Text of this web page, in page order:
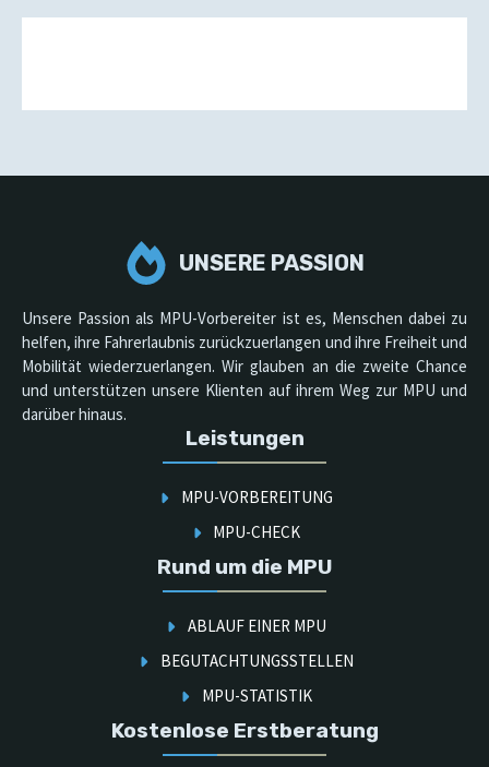
UNSERE PASSION
Unsere Passion als MPU-Vorbereiter ist es, Menschen dabei zu
helfen, ihre Fahrerlaubnis zurückzuerlangen und ihre Freiheit und
Mobilität wiederzuerlangen. Wir glauben an die zweite Chance
und unterstützen unsere Klienten auf ihrem Weg zur MPU und
darüber hinaus.
Leistungen
MPU-VORBEREITUNG
MPU-CHECK
Rund um die MPU
ABLAUF EINER MPU
BEGUTACHTUNGSSTELLEN
MPU-STATISTIK
Kostenlose Erstberatung